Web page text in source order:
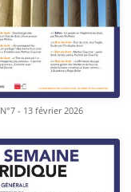
N°7 - 13 février 2026